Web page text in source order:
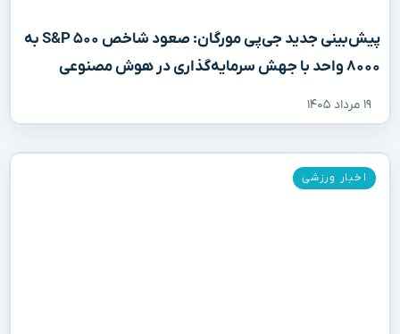
پیش‌بینی جدید جی‌پی مورگان: صعود شاخص S&P ۵۰۰ به
۸۰۰۰ واحد با جهش سرمایه‌گذاری در هوش مصنوعی
۱۹ مرداد ۱۴۰۵
اخبار ورزشی